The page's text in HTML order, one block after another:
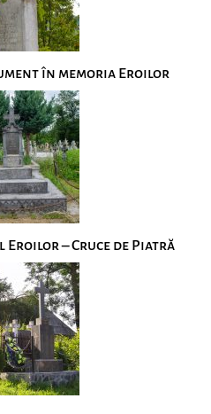
în memoria Eroilor
Eroilor – Cruce de Piatră